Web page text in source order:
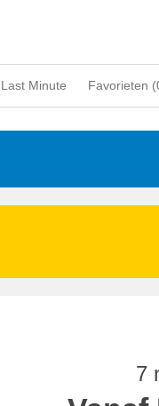
Last Minute Favorieten (
7